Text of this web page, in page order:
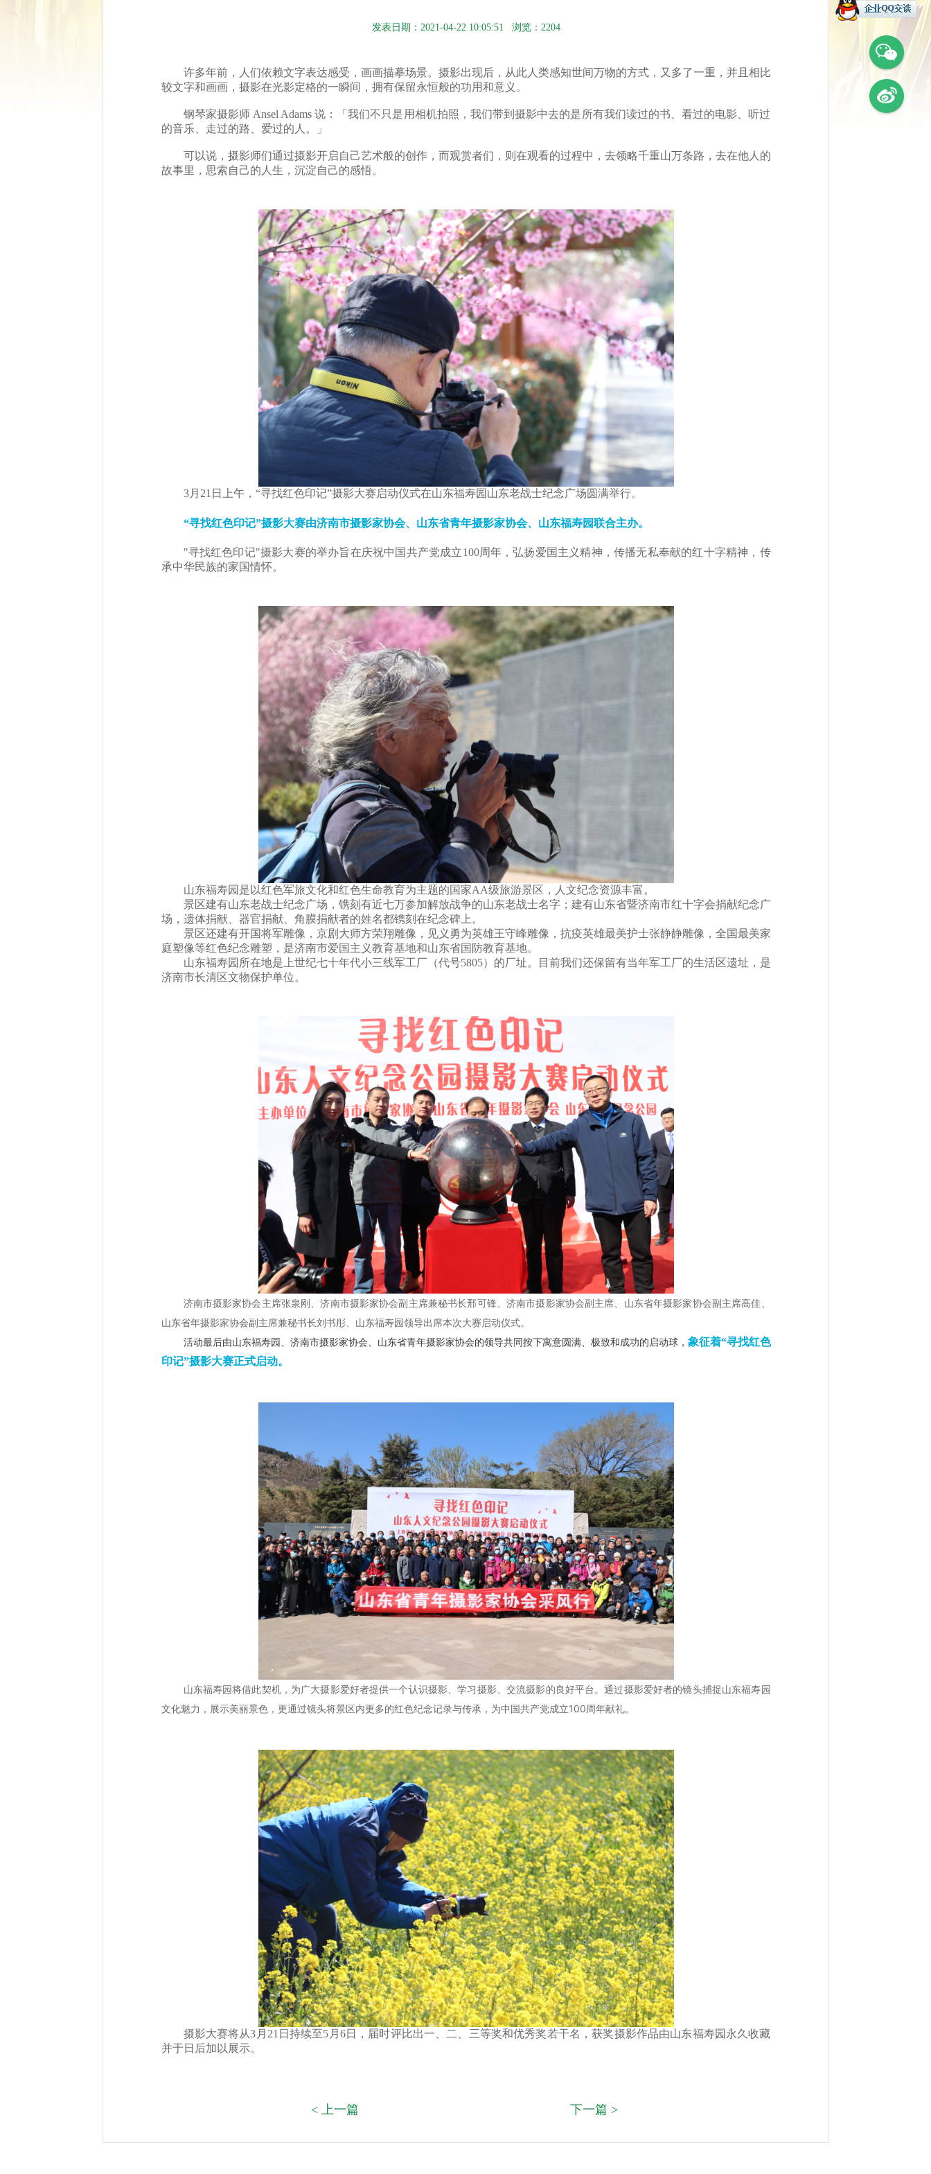
发表日期：2021-04-22 10:05:51 浏览：2204
许多年前，人们依赖文字表达感受，画画描摹场景。摄影出现后，从此人类感知世间万物的方式，又多了一重，并且相比
较文字和画画，摄影在光影定格的一瞬间，拥有保留永恒般的功用和意义。
钢琴家摄影师 Ansel Adams 说：「我们不只是用相机拍照，我们带到摄影中去的是所有我们读过的书、看过的电影、听过
的音乐、走过的路、爱过的人。」
可以说，摄影师们通过摄影开启自己艺术般的创作，而观赏者们，则在观看的过程中，去领略千重山万条路，去在他人的
故事里，思索自己的人生，沉淀自己的感悟。
3月21日上午，“寻找红色印记”摄影大赛启动仪式在山东福寿园山东老战士纪念广场圆满举行。
“寻找红色印记”摄影大赛由济南市摄影家协会、山东省青年摄影家协会、山东福寿园联合主办。
"寻找红色印记"摄影大赛的举办旨在庆祝中国共产党成立100周年，弘扬爱国主义精神，传播无私奉献的红十字精神，传
承中华民族的家国情怀。
山东福寿园是以红色军旅文化和红色生命教育为主题的国家AA级旅游景区，人文纪念资源丰富。
景区建有山东老战士纪念广场，镌刻有近七万参加解放战争的山东老战士名字；建有山东省暨济南市红十字会捐献纪念广
场，遗体捐献、器官捐献、角膜捐献者的姓名都镌刻在纪念碑上。
景区还建有开国将军雕像，京剧大师方荣翔雕像，见义勇为英雄王守峰雕像，抗疫英雄最美护士张静静雕像，全国最美家
庭塑像等红色纪念雕塑，是济南市爱国主义教育基地和山东省国防教育基地。
山东福寿园所在地是上世纪七十年代小三线军工厂（代号5805）的厂址。目前我们还保留有当年军工厂的生活区遗址，是
济南市长清区文物保护单位。
济南市摄影家协会主席张泉刚、济南市摄影家协会副主席兼秘书长邢可锋、济南市摄影家协会副主席、山东省年摄影家协会副主席高佳、
山东省年摄影家协会副主席兼秘书长刘书彤、山东福寿园领导出席本次大赛启动仪式。
活动最后由山东福寿园、济南市摄影家协会、山东省青年摄影家协会的领导共同按下寓意圆满、极致和成功的启动球， 象征着“寻找红色
印记”摄影大赛正式启动。
山东福寿园将借此契机，为广大摄影爱好者提供一个认识摄影、学习摄影、交流摄影的良好平台。通过摄影爱好者的镜头捕捉山东福寿园
文化魅力，展示美丽景色，更通过镜头将景区内更多的红色纪念记录与传承，为中国共产党成立100周年献礼。
摄影大赛将从3月21日持续至5月6日，届时评比出一、二、三等奖和优秀奖若干名，获奖摄影作品由山东福寿园永久收藏
并于日后加以展示。
< 上一篇 下一篇 >